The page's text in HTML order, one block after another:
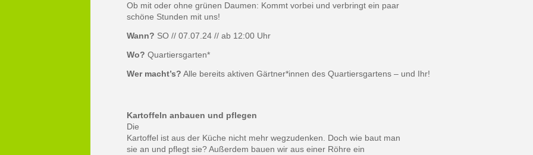
Ob mit oder ohne grünen Daumen: Kommt vorbei und verbringt ein paar
schöne Stunden mit uns!
Wann? SO // 07.07.24 // ab 12:00 Uhr
Wo? Quartiersgarten*
Wer macht’s? Alle bereits aktiven Gärtner*innen des Quartiersgartens – und Ihr!
Kartoffeln anbauen und pflegen
Die
Kartoffel ist aus der Küche nicht mehr wegzudenken. Doch wie baut man
sie an und pflegt sie? Außerdem bauen wir aus einer Röhre ein